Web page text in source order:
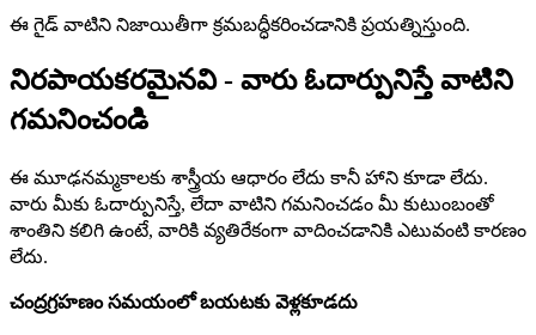
ఈ గైడ్ వాటిని నిజాయితీగా క్రమబద్ధీకరించడానికి ప్రయత్నిస్తుంది.
నిరపాయకరమైనవి - వారు ఓదార్పునిస్తే వాటిని
గమనించండి
ఈ మూఢనమ్మకాలకు శాస్త్రీయ ఆధారం లేదు కానీ హాని కూడా లేదు.
వారు మీకు ఓదార్పునిస్తే, లేదా వాటిని గమనించడం మీ కుటుంబంతో
శాంతిని కలిగి ఉంటే, వారికి వ్యతిరేకంగా వాదించడానికి ఎటువంటి కారణం
లేదు.
చంద్రగ్రహణం సమయంలో బయటకు వెళ్లకూడదు